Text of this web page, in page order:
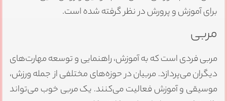
برای آموزش و پرورش در نظر گرفته شده است.
مربی
مربی فردی است که به آموزش، راهنمایی و توسعه مهارت‌های
دیگران می‌پردازد. مربیان در حوزه‌های مختلفی از جمله ورزش،
موسیقی و آموزش فعالیت می‌کنند. یک مربی خوب می‌تواند